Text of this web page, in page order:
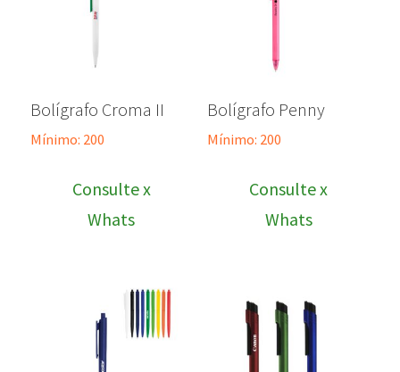
Bolígrafo Croma II
Mínimo: 200
Consulte x
Whats
Bolígrafo Penny
Mínimo: 200
Consulte x
Whats